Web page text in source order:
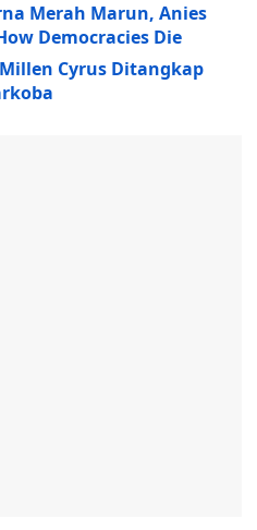
Merah Marun, Anies
Democracies Die
Cyrus Ditangkap